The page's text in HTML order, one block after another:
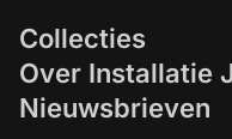
Collecties
Over Installatie
Nieuwsbrieven